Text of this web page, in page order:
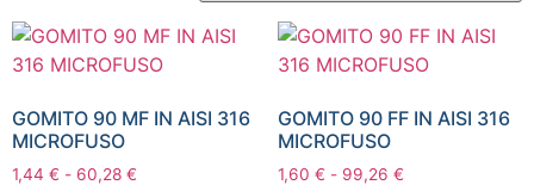
GOMITO 90 MF IN AISI 316
MICROFUSO
1,44 € - 60,28 €
GOMITO 90 FF IN AISI 316
MICROFUSO
1,60 € - 99,26 €